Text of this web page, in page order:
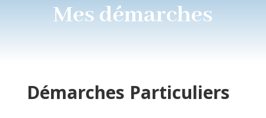
Mes démarches
Démarches Particuliers